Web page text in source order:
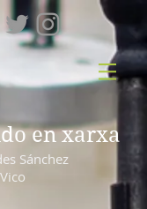
en xarxa
Sánchez
Vico